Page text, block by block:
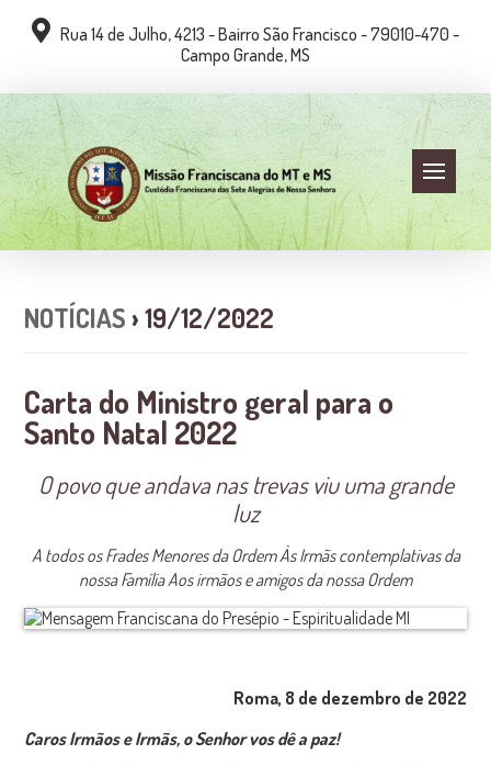
Rua 14 de Julho, 4213 - Bairro São Francisco - 79010-470 -
Campo Grande, MS
NOTÍCIAS › 19/12/2022
Carta do Ministro geral para o
Santo Natal 2022
O povo que andava nas trevas viu uma grande
luz
A todos os Frades Menores da Ordem Às Irmãs contemplativas da
nossa Família Aos irmãos e amigos da nossa Ordem
Roma, 8 de dezembro de 2022
Caros Irmãos e Irmãs, o Senhor vos dê a paz!